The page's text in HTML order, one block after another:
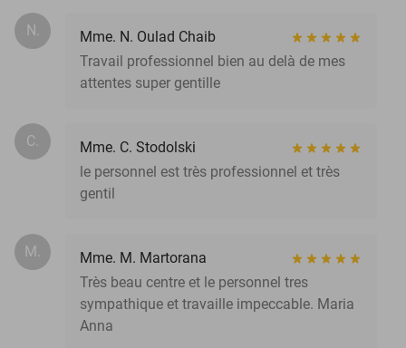
N.
Mme. N. Oulad Chaib
Travail professionnel bien au delà de mes
attentes super gentille
C.
Mme. C. Stodolski
le personnel est très professionnel et très
gentil
M.
Mme. M. Martorana
Très beau centre et le personnel tres
sympathique et travaille impeccable. Maria
Anna